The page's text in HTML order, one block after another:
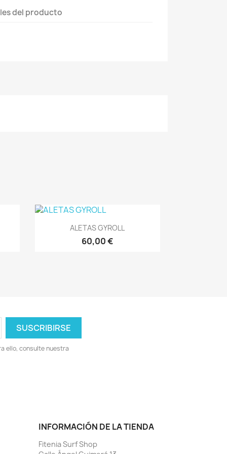
del producto
Vista rápida
ALETAS GYROLL
60,00 €
ello, consulte nuestra
INFORMACIÓN DE LA TIENDA
Fitenia Surf Shop